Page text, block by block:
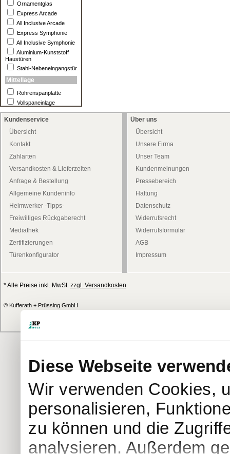
Diese Webseite
Wir verwenden Cookies,
personalisieren,
zu können und die
analysieren. Außerdem
Ornamentglas
Express Arcade
All Inclusive Arcade
Express Symphonie
All Inclusive Symphonie
Aluminium-Kunststoff
Haustüren
Stahl-Nebeneingangstür
Mittellage
Röhrenspanplatte
Vollspaneinlage
Kundenservice
Übersicht
Kontakt
Zahlarten
Versandkosten & Lieferzeiten
Anfrage & Bestellung
Allgemeine Kundeninfo
Heimwerker -Tipps-
Freiwilliges Rückgaberecht
Mediathek
Zertifizierungen
Türenkonfigurator
Über uns
Übersicht
Unsere Firma
Unser Team
Kundenmeinungen
Pressebereich
Haftung
Datenschutz
Widerrufsrecht
Widerrufsformular
AGB
Impressum
* Alle Preise inkl. MwSt. zzgl. Versandkosten
© Kufferath + Prüssing GmbH